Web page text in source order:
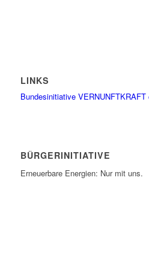
LINKS
Bundesinitiative VERNUNFTKRAFT
BÜRGERINITIATIVE
Erneuerbare Energien: Nur mit uns.